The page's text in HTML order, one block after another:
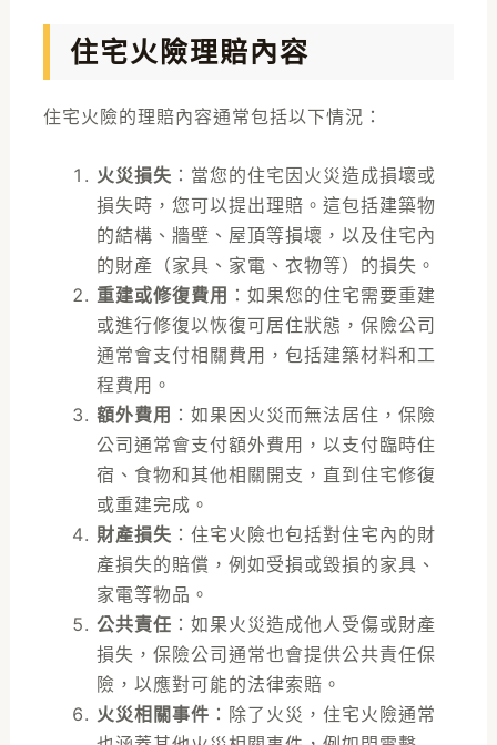
住宅火險理賠內容
住宅火險的理賠內容通常包括以下情況：
火災損失 ：當您的住宅因火災造成損壞或
損失時，您可以提出理賠。這包括建築物
的結構、牆壁、屋頂等損壞，以及住宅內
的財產（家具、家電、衣物等）的損失。
重建或修復費用 ：如果您的住宅需要重建
或進行修復以恢復可居住狀態，保險公司
通常會支付相關費用，包括建築材料和工
程費用。
額外費用 ：如果因火災而無法居住，保險
公司通常會支付額外費用，以支付臨時住
宿、食物和其他相關開支，直到住宅修復
或重建完成。
財產損失 ：住宅火險也包括對住宅內的財
產損失的賠償，例如受損或毀損的家具、
家電等物品。
公共責任 ：如果火災造成他人受傷或財產
損失，保險公司通常也會提供公共責任保
險，以應對可能的法律索賠。
火災相關事件 ：除了火災，住宅火險通常